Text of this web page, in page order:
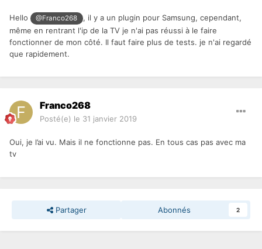
Hello @Franco268
, il y a un plugin pour Samsung, cependant,
même en rentrant l'ip de la TV je n'ai pas réussi à le faire
fonctionner de mon côté. Il faut faire plus de tests. je n'ai regardé
que rapidement.
Franco268
Posté(e) le 31 janvier 2019
Oui, je l’ai vu. Mais il ne fonctionne pas. En tous cas pas avec ma
tv
Partager Abonnés 2